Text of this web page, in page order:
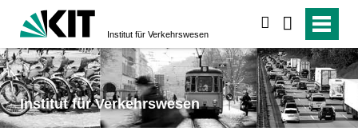
Institut für Verkehrs­wesen
Institut für Verkehrs­wesen